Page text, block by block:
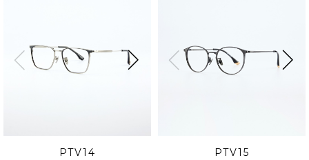
PTV14 PTV15